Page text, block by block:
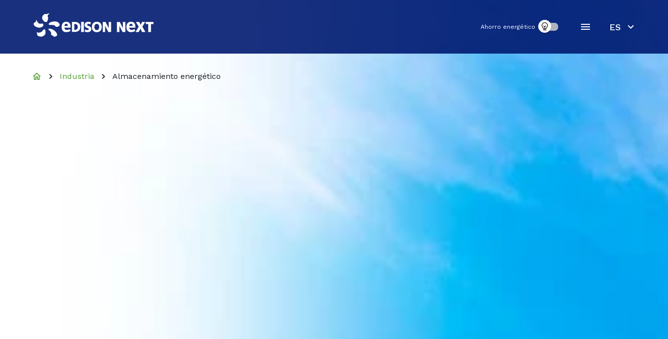
Ahorro energético ES
Industria Almacenamiento energético